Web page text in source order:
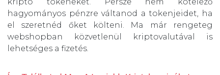
hagyományos pénzre váltanod a tokenjeidet, ha
el szeretnéd őket költeni. Ma már rengeteg
webshopban közvetlenül kriptovalutával is
lehetséges a fizetés.